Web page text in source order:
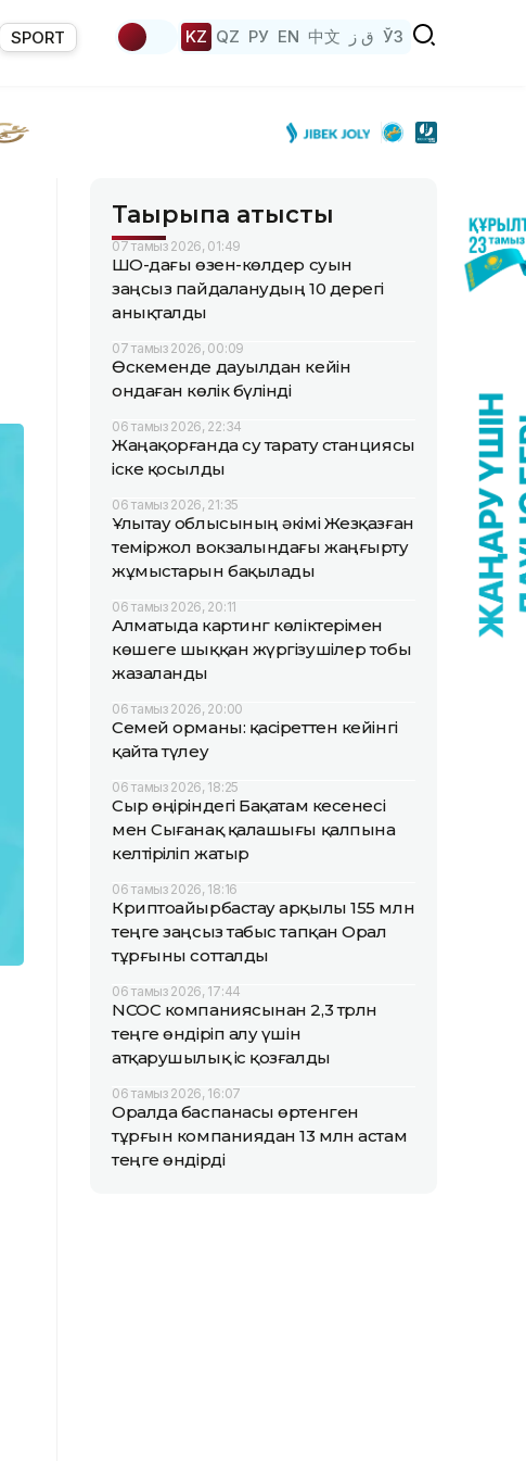
SPORT KZ QZ РУ EN 中文 ق ز ЎЗ
Тақырыпқа қатысты
07 тамыз 2026, 01:49
ШҚО-дағы өзен-көлдер суын
заңсыз пайдаланудың 10 дерегі
анықталды
07 тамыз 2026, 00:09
Өскеменде дауылдан кейін
ондаған көлік бүлінді
06 тамыз 2026, 22:34
Жаңақорғанда су тарату станциясы
іске қосылды
06 тамыз 2026, 21:35
Ұлытау облысының әкімі Жезқазған
теміржол вокзалындағы жаңғырту
жұмыстарын бақылады
06 тамыз 2026, 20:11
Алматыда картинг көліктерімен
көшеге шыққан жүргізушілер тобы
жазаланды
06 тамыз 2026, 20:00
Семей орманы: қасіреттен кейінгі
қайта түлеу
06 тамыз 2026, 18:25
Сыр өңіріндегі Бақатам кесенесі
мен Сығанақ қалашығы қалпына
келтіріліп жатыр
06 тамыз 2026, 18:16
Криптоайырбастау арқылы 155 млн
теңге заңсыз табыс тапқан Орал
тұрғыны сотталды
06 тамыз 2026, 17:44
NCOC компаниясынан 2,3 трлн
теңге өндіріп алу үшін
атқарушылық іс қозғалды
06 тамыз 2026, 16:07
Оралда баспанасы өртенген
тұрғын компаниядан 13 млн астам
теңге өндірді